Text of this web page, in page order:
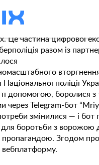
— платформа, яка
і шкідливим
Це частина цифрової
разом із
Національної поліції
її допомогою, боролися з
через Telegram-бот
змінилися — і бот
для боротьби з ворожою
Згодом
вебплатформу.